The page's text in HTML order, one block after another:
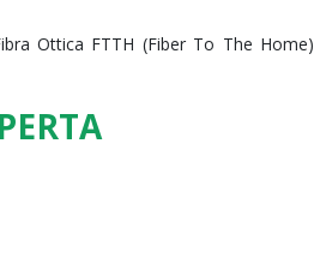
Ottica FTTH (Fiber To The Home)